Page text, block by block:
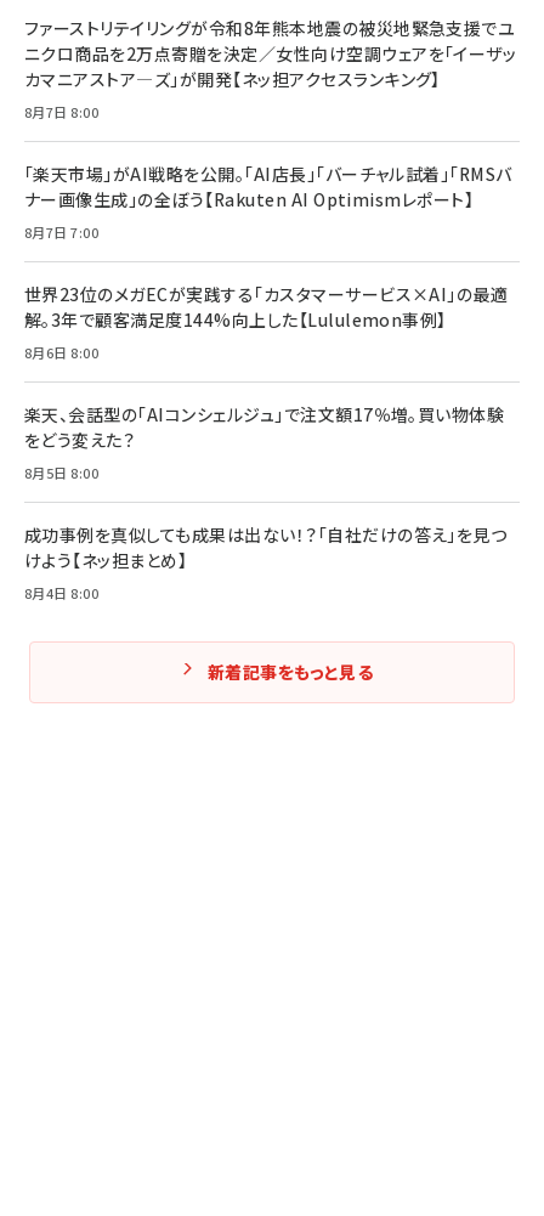
ファーストリテイリングが令和8年熊本地震の被災地緊急支援でユ
ニクロ商品を2万点寄贈を決定／女性向け空調ウェアを「イーザッ
カマニアストア―ズ」が開発【ネッ担アクセスランキング】
8月7日 8:00
「楽天市場」がAI戦略を公開。「AI店長」「バーチャル試着」「RMSバ
ナー画像生成」の全ぼう【Rakuten AI Optimismレポート】
8月7日 7:00
世界23位のメガECが実践する「カスタマーサービス×AI」の最適
解。3年で顧客満足度144%向上した【Lululemon事例】
8月6日 8:00
楽天、会話型の「AIコンシェルジュ」で注文額17％増。買い物体験
をどう変えた？
8月5日 8:00
成功事例を真似しても成果は出ない！？「自社だけの答え」を見つ
けよう【ネッ担まとめ】
8月4日 8:00
新着記事をもっと見る